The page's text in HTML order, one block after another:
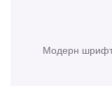
Модерн